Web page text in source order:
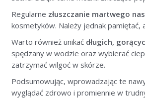
Regularne złuszczanie martwego
kosmetyków. Należy jednak
Warto również unikać długich,
spędzany w wodzie oraz wybierać
zatrzymać wilgoć w skórze.
Podsumowując, wprowadzając te
wyglądać zdrowo i promiennie w